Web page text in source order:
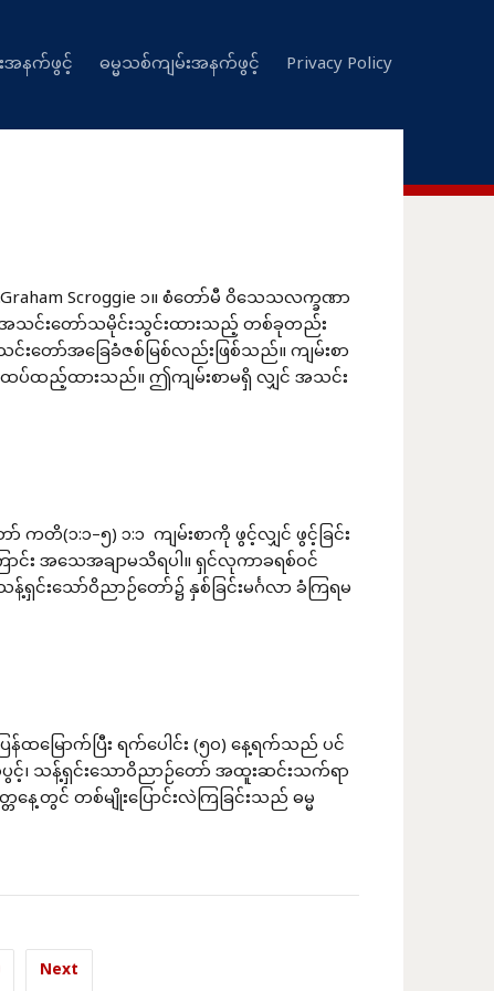
အနက်ဖွင့် ဓမ္မသစ်ကျမ်းအနက်ဖွင့် Privacy Policy
Scroggie ၁။ စံတော်မီ ဝိသေသလက္ခဏာ
င်းတော်သမိုင်းသွင်းထားသည့် တစ်ခုတည်း
ော်အခြေခံဇစ်မြစ်လည်းဖြစ်သည်။ ကျမ်းစာ
ထပ်ထည့်ထားသည်။ ဤကျမ်းစာမရှိ လျှင် အသင်း
(၁:၁–၅) ၁:၁ ကျမ်းစာကို ဖွင့်လျှင် ဖွင့်ခြင်း
အသေအချာမသိရပါ။ ရှင်လုကာခရစ်ဝင်
ရှင်းသော်ဝိညာဉ်တော်၌ နှစ်ခြင်းမင်္ဂလာ ခံကြရမ
န်ထမြောက်ပြီး ရက်ပေါင်း (၅၀) နေ့ရက်သည် ပင်
၊ သန့်ရှင်းသောဝိညာဉ်တော် အထူးဆင်းသက်ရာ
တွင် တစ်မျိုးပြောင်းလဲကြခြင်းသည် ဓမ္မ
Next